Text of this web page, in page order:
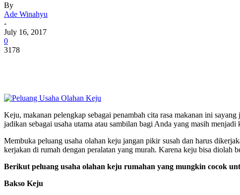
By
Ade Winahyu
-
July 16, 2017
0
3178
Keju, makanan pelengkap sebagai penambah cita rasa makanan ini
jadikan sebagai usaha utama atau sambilan bagi Anda yang masih menjadi
Membuka peluang usaha olahan keju jangan pikir susah dan harus
kerjakan di rumah dengan peralatan yang murah. Karena keju bisa diolah
Berikut peluang usaha olahan keju rumahan yang mungkin cocok
Bakso Keju